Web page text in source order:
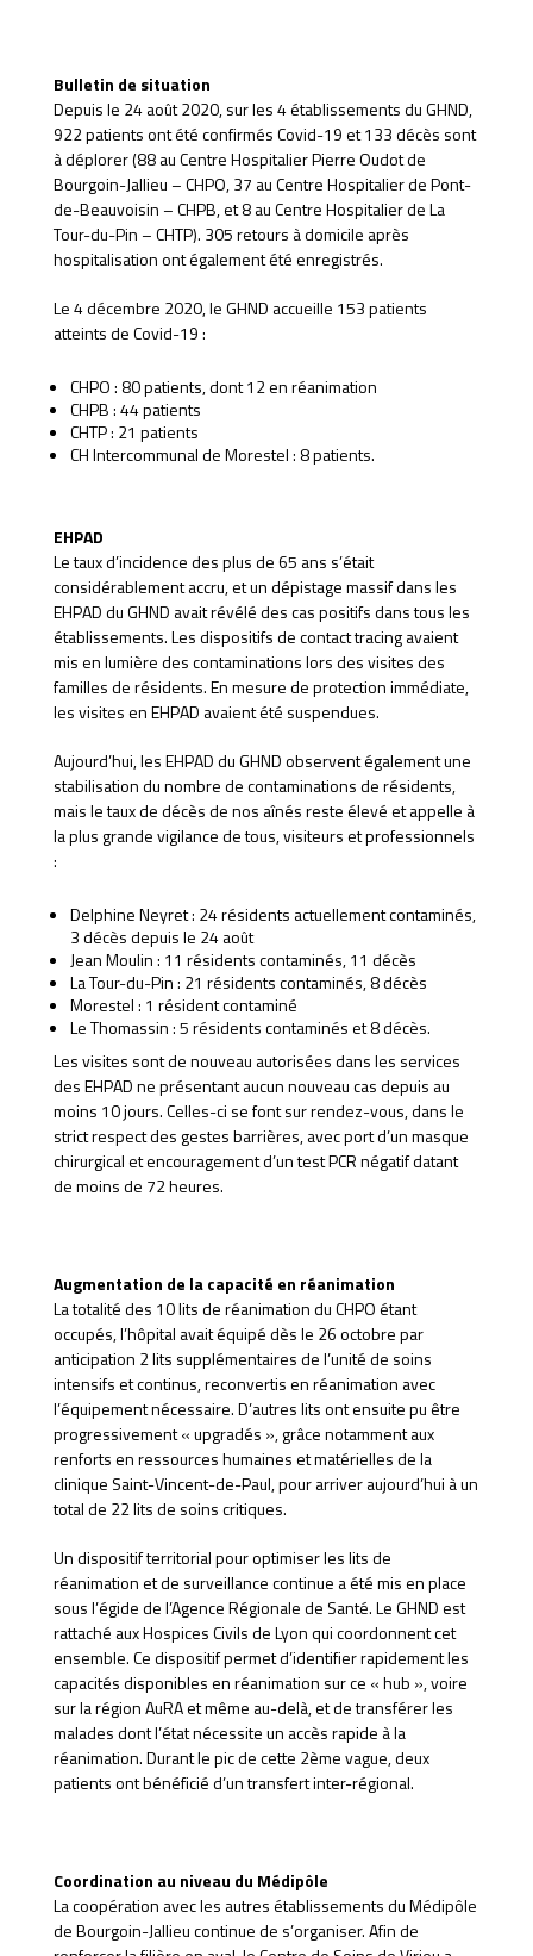
Bulletin de situation
Depuis le 24 août 2020, sur les 4 établissements du GHND,
922 patients ont été confirmés Covid-19 et 133 décès sont
à déplorer (88 au Centre Hospitalier Pierre Oudot de
Bourgoin-Jallieu – CHPO, 37 au Centre Hospitalier de Pont-
de-Beauvoisin – CHPB, et 8 au Centre Hospitalier de La
Tour-du-Pin – CHTP). 305 retours à domicile après
hospitalisation ont également été enregistrés.
Le 4 décembre 2020, le GHND accueille 153 patients
atteints de Covid-19 :
CHPO : 80 patients, dont 12 en réanimation
CHPB : 44 patients
CHTP : 21 patients
CH Intercommunal de Morestel : 8 patients.
EHPAD
Le taux d’incidence des plus de 65 ans s’était
considérablement accru, et un dépistage massif dans les
EHPAD du GHND avait révélé des cas positifs dans tous les
établissements. Les dispositifs de contact tracing avaient
mis en lumière des contaminations lors des visites des
familles de résidents. En mesure de protection immédiate,
les visites en EHPAD avaient été suspendues.
Aujourd’hui, les EHPAD du GHND observent également une
stabilisation du nombre de contaminations de résidents,
mais le taux de décès de nos aînés reste élevé et appelle à
la plus grande vigilance de tous, visiteurs et professionnels
:
Delphine Neyret : 24 résidents actuellement contaminés,
3 décès depuis le 24 août
Jean Moulin : 11 résidents contaminés, 11 décès
La Tour-du-Pin : 21 résidents contaminés, 8 décès
Morestel : 1 résident contaminé
Le Thomassin : 5 résidents contaminés et 8 décès.
Les visites sont de nouveau autorisées dans les services
des EHPAD ne présentant aucun nouveau cas depuis au
moins 10 jours. Celles-ci se font sur rendez-vous, dans le
strict respect des gestes barrières, avec port d’un masque
chirurgical et encouragement d’un test PCR négatif datant
de moins de 72 heures.
Augmentation de la capacité en réanimation
La totalité des 10 lits de réanimation du CHPO étant
occupés, l’hôpital avait équipé dès le 26 octobre par
anticipation 2 lits supplémentaires de l’unité de soins
intensifs et continus, reconvertis en réanimation avec
l’équipement nécessaire. D’autres lits ont ensuite pu être
progressivement « upgradés », grâce notamment aux
renforts en ressources humaines et matérielles de la
clinique Saint-Vincent-de-Paul, pour arriver aujourd’hui à un
total de 22 lits de soins critiques.
Un dispositif territorial pour optimiser les lits de
réanimation et de surveillance continue a été mis en place
sous l’égide de l’Agence Régionale de Santé. Le GHND est
rattaché aux Hospices Civils de Lyon qui coordonnent cet
ensemble. Ce dispositif permet d’identifier rapidement les
capacités disponibles en réanimation sur ce « hub », voire
sur la région AuRA et même au-delà, et de transférer les
malades dont l’état nécessite un accès rapide à la
réanimation. Durant le pic de cette 2ème vague, deux
patients ont bénéficié d’un transfert inter-régional.
Coordination au niveau du Médipôle
La coopération avec les autres établissements du Médipôle
de Bourgoin-Jallieu continue de s’organiser. Afin de